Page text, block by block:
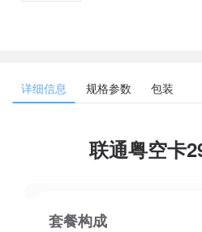
详细信息 规格参数 包装
联通粤空卡
套餐构成